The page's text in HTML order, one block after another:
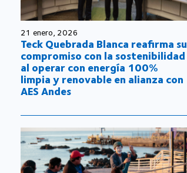
21 enero, 2026
Teck Quebrada Blanca reafirma su
compromiso con la sostenibilidad
al operar con energía 100%
limpia y renovable en alianza con
AES Andes